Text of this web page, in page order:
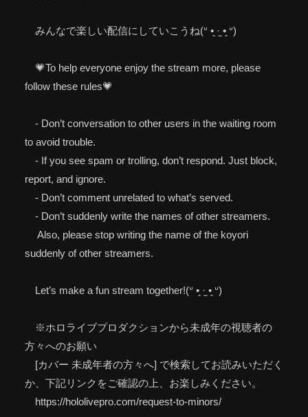
みんなで楽しい配信にしていこうね(ᐡ •͈ ·̫ •͈ ᐡ)
💗To help everyone enjoy the stream more, please
follow these rules💗
- Don’t conversation to other users in the waiting room
to avoid trouble.
- If you see spam or trolling, don’t respond. Just block,
report, and ignore.
- Don’t comment unrelated to what’s served.
- Don’t suddenly write the names of other streamers.
Also, please stop writing the name of the koyori
suddenly of other streamers.
Let’s make a fun stream together!(ᐡ •͈ ·̫ •͈ ᐡ)
※ホロライブプロダクションから未成年の視聴者の
方々へのお願い
[カバー 未成年者の方々へ] で検索してお読みいただく
か、下記リンクをご確認の上、お楽しみください。
https://hololivepro.com/request-to-minors/